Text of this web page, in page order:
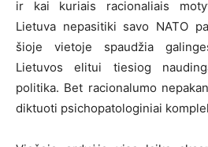
ir kai kuriais racionaliais
Lietuva nepasitiki savo NATO
šioje vietoje spaudžia
Lietuvos elitui tiesiog
politika. Bet racionalumo
diktuoti psichopatologiniai